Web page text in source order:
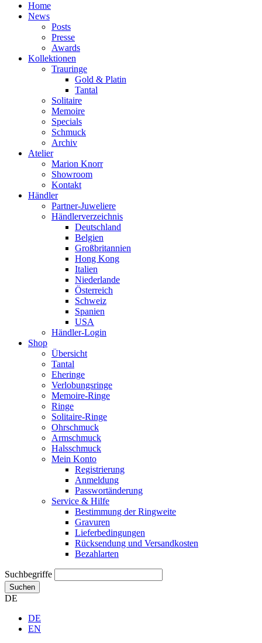
Home
News
Posts
Presse
Awards
Kollektionen
Trauringe
Gold & Platin
Tantal
Solitaire
Memoire
Specials
Schmuck
Archiv
Atelier
Marion Knorr
Showroom
Kontakt
Händler
Partner-Juweliere
Händlerverzeichnis
Deutschland
Belgien
Großbritannien
Hong Kong
Italien
Niederlande
Österreich
Schweiz
Spanien
USA
Händler-Login
Shop
Übersicht
Tantal
Eheringe
Verlobungsringe
Memoire-Ringe
Ringe
Solitaire-Ringe
Ohrschmuck
Armschmuck
Halsschmuck
Mein Konto
Registrierung
Anmeldung
Passwortänderung
Service & Hilfe
Bestimmung der Ringweite
Gravuren
Lieferbedingungen
Rücksendung und Versandkosten
Bezahlarten
Suchbegriffe
Suchen
DE
DE
EN